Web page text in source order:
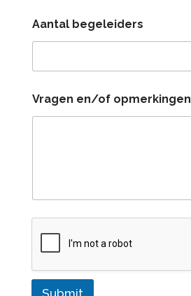
e
n
*
Aantal begeleiders
Vragen en/of opmerkingen